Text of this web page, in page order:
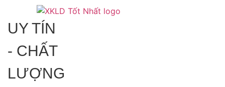
content
UY TÍN
- CHẤT
LƯỢNG